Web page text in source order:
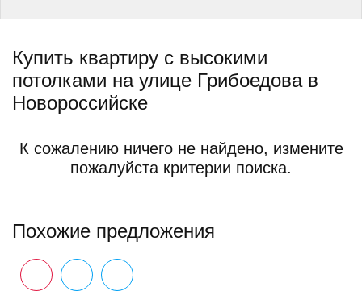
Купить квартиру с высокими
потолками на улице Грибоедова в
Новороссийске
К сожалению ничего не найдено, измените
пожалуйста критерии поиска.
Похожие предложения